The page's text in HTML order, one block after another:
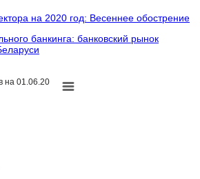
на 2020 год: Весеннее обострение
банкинга: банковский рынок
на 01.06.20